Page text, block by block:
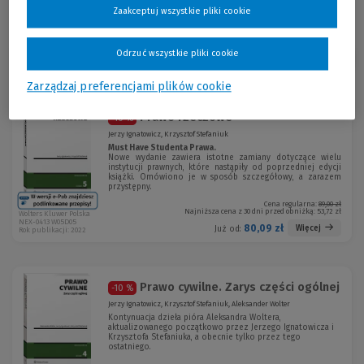
-10 % Prawo rzeczowe
Jerzy Ignatowicz, Krzysztof Stefaniuk
Must Have Studenta Prawa.
Nowe wydanie zawiera istotne zamiany dotyczące wielu
instytucji prawnych, które nastąpiły od poprzedniej edycji
książki. Omówiono je w sposób szczegółowy, a zarazem
przystępny.
Cena regularna: 89,00 zł
Najniższa cena z 30 dni przed obniżką: 53,72 zł
Już od: 80,09 zł Więcej
Wolters Kluwer Polska
NEX-0413 W05D05
Rok publikacji: 2022
-10 % Prawo cywilne. Zarys części ogólnej
Jerzy Ignatowicz, Krzysztof Stefaniuk, Aleksander Wolter
Kontynuacja dzieła pióra Aleksandra Woltera,
aktualizowanego początkowo przez Jerzego Ignatowicza i
Krzysztofa Stefaniuka, a obecnie tylko przez tego
ostatniego.
Zarządzaj preferencjami plików cookie
Odrzuć wszystkie pliki cookie
Zaakceptuj wszystkie pliki cookie